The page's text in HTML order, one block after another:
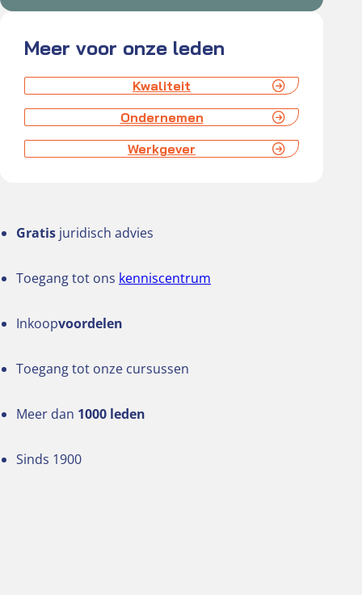
Meer voor onze leden
Kwaliteit
Ondernemen
Werkgever
Gratis juridisch advies
Toegang tot ons kenniscentrum
Inkoopvoordelen
Toegang tot onze cursussen
Meer dan 1000 leden
Sinds 1900